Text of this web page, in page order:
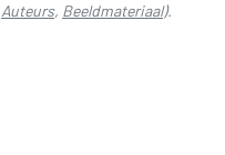
Auteurs, Beeldmateriaal).